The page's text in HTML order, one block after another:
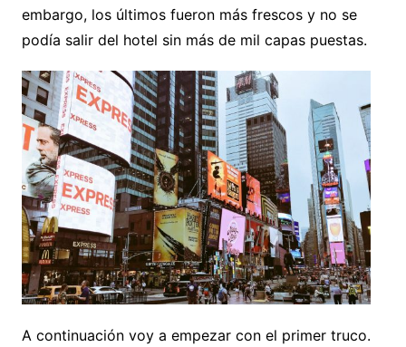
embargo, los últimos fueron más frescos y no se
podía salir del hotel sin más de mil capas puestas.
A continuación voy a empezar con el primer truco.